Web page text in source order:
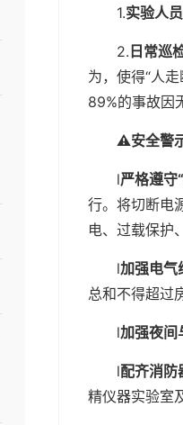
1.实验人员
2. 日常巡
为，使得“人
89%的事故因
⚠️安全警
l严格遵守
行。将切断电
电、过载保护
l加强电气
总和不得超过
l加强夜间
l配齐消防
精仪器实验室